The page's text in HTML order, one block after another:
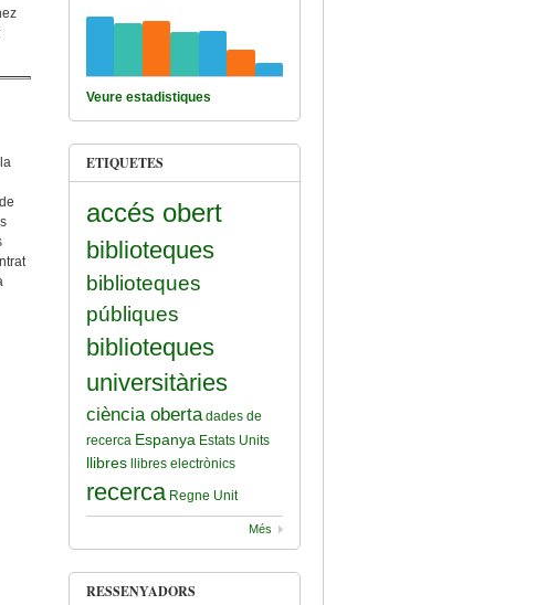
Lectura Entre Infants I Joves
Veure estadistiques
ETIQUETES
accés obert
biblioteques
biblioteques
públiques
biblioteques
universitàries
ciència oberta dades de
recerca Espanya Estats Units
llibres llibres electrònics
recerca Regne Unit
Més
RESSENYADORS